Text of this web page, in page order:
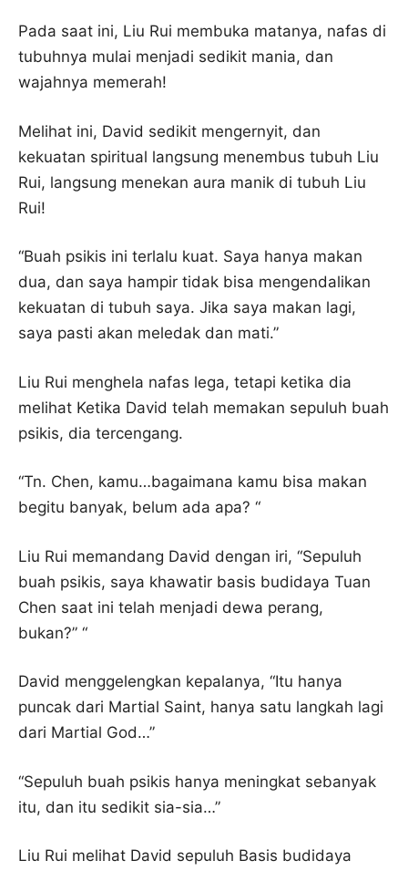
Pada saat ini, Liu Rui membuka matanya, nafas di
tubuhnya mulai menjadi sedikit mania, dan
wajahnya memerah!
Melihat ini, David sedikit mengernyit, dan
kekuatan spiritual langsung menembus tubuh Liu
Rui, langsung menekan aura manik di tubuh Liu
Rui!
“Buah psikis ini terlalu kuat. Saya hanya makan
dua, dan saya hampir tidak bisa mengendalikan
kekuatan di tubuh saya. Jika saya makan lagi,
saya pasti akan meledak dan mati.”
Liu Rui menghela nafas lega, tetapi ketika dia
melihat Ketika David telah memakan sepuluh buah
psikis, dia tercengang.
“Tn. Chen, kamu…bagaimana kamu bisa makan
begitu banyak, belum ada apa? “
Liu Rui memandang David dengan iri, “Sepuluh
buah psikis, saya khawatir basis budidaya Tuan
Chen saat ini telah menjadi dewa perang,
bukan?” “
David menggelengkan kepalanya, “Itu hanya
puncak dari Martial Saint, hanya satu langkah lagi
dari Martial God…”
“Sepuluh buah psikis hanya meningkat sebanyak
itu, dan itu sedikit sia-sia…”
Liu Rui melihat David sepuluh Basis budidaya